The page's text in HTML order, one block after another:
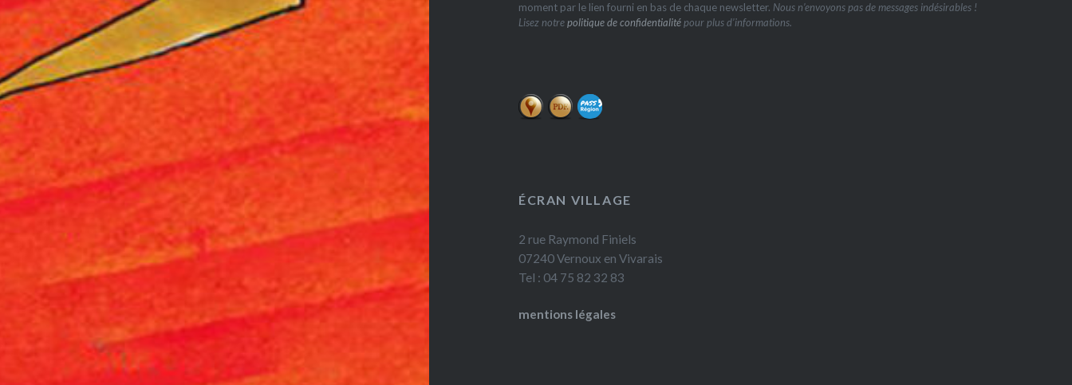
moment par le lien fourni en bas de chaque newsletter. Nous n’envoyons pas de messages indésirables !
Lisez notrepolitique de confidentialitépour plus d’informations.
ÉCRAN VILLAGE
2 rue Raymond Finiels
07240 Vernoux en Vivarais
Tel : 04 75 82 32 83
mentions légales